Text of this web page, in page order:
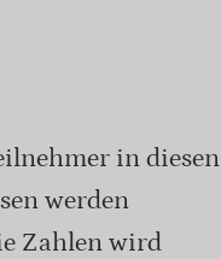
in diesen
werden
Zahlen wird